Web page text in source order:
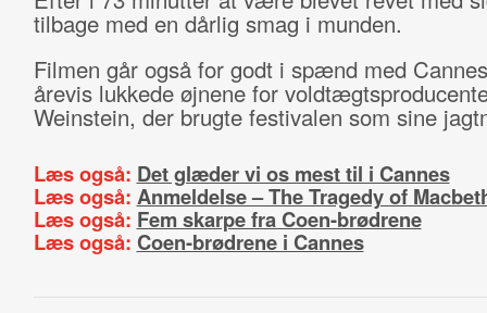
tilbage med en dårlig smag i munden.
Filmen går også for godt i spænd med
årevis lukkede øjnene for
Weinstein, der brugte festivalen som sine
Læs også: Det glæder vi os mest til i Cannes
Læs også: Anmeldelse – The Tragedy of
Læs også: Fem skarpe fra Coen-brødrene
Læs også: Coen-brødrene i Cannes